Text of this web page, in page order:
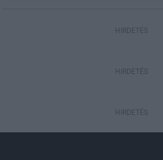
HIRDETÉS
HIRDETÉS
HIRDETÉS